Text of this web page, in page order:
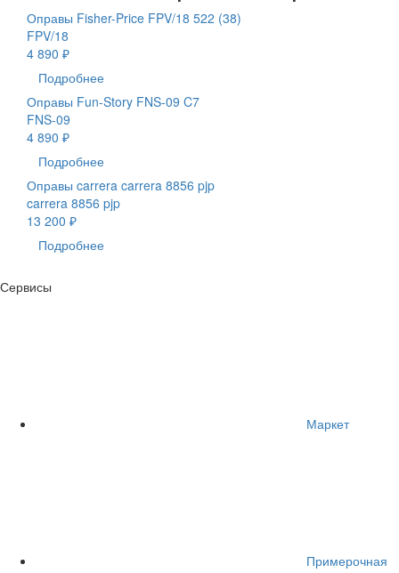
Оправы Fisher-Price FPV/18 522 (38)
FPV/18
4 890 ₽
Подробнее
Оправы Fun-Story FNS-09 C7
FNS-09
4 890 ₽
Подробнее
Оправы carrera carrera 8856 pjp
carrera 8856 pjp
13 200 ₽
Подробнее
Сервисы
Маркет
Примерочная